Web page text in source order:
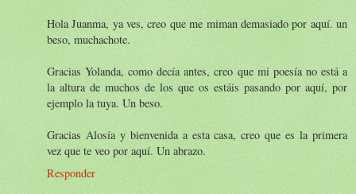
Hola Juanma, ya ves, creo que me miman demasiado por aquí. un
beso, muchachote.
Gracias Yolanda, como decía antes, creo que mi poesía no está a
la altura de muchos de los que os estáis pasando por aquí, por
ejemplo la tuya. Un beso.
Gracias Alosía y bienvenida a esta casa, creo que es la primera
vez que te veo por aquí. Un abrazo.
Responder